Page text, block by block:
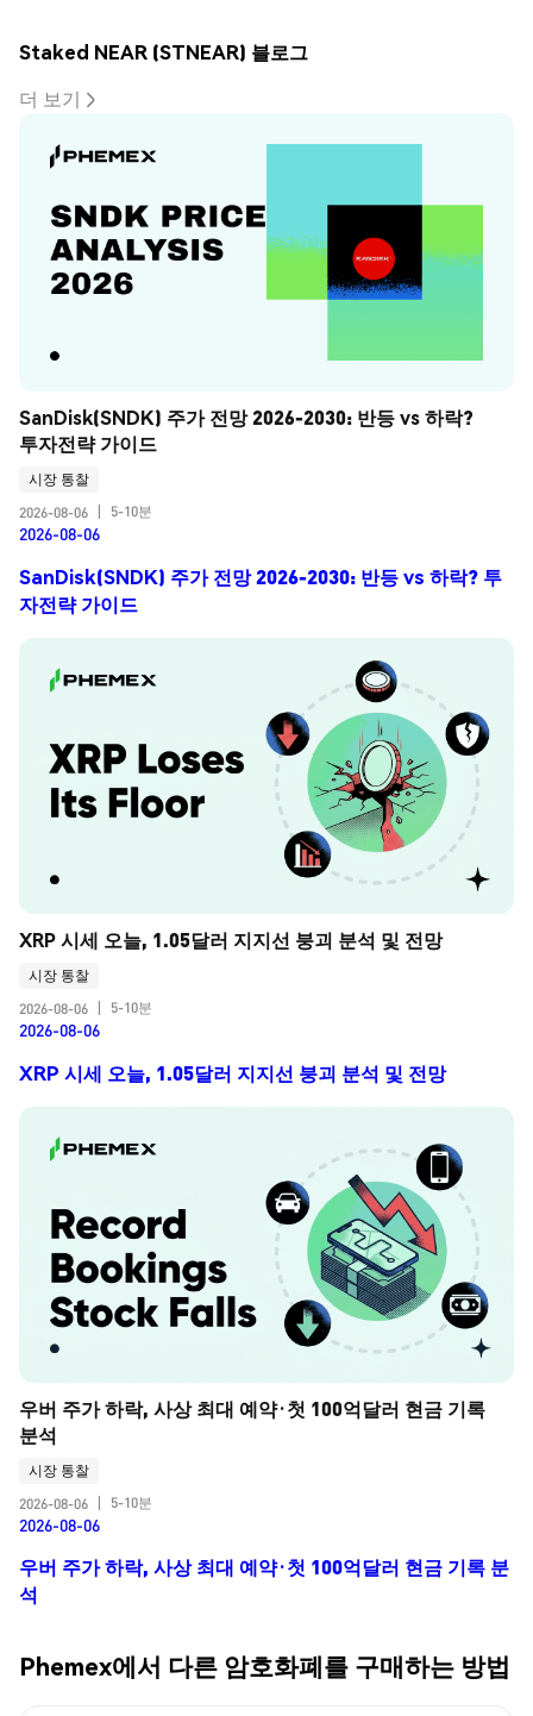
Staked NEAR (STNEAR) 블로그
더 보기
SanDisk(SNDK) 주가 전망 2026-2030: 반등 vs 하락?
투자전략 가이드
시장 통찰
2026-08-06
5-10분
2026-08-06
SanDisk(SNDK) 주가 전망 2026-2030: 반등 vs 하락? 투
자전략 가이드
XRP 시세 오늘, 1.05달러 지지선 붕괴 분석 및 전망
시장 통찰
2026-08-06
5-10분
2026-08-06
XRP 시세 오늘, 1.05달러 지지선 붕괴 분석 및 전망
우버 주가 하락, 사상 최대 예약·첫 100억달러 현금 기록
분석
시장 통찰
2026-08-06
5-10분
2026-08-06
우버 주가 하락, 사상 최대 예약·첫 100억달러 현금 기록 분
석
Phemex에서 다른 암호화폐를 구매하는 방법